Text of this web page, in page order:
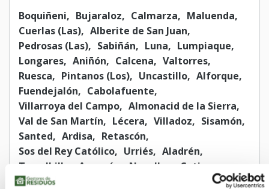
Boquiñeni Bujaraloz Calmarza
Maluenda
Cuerlas (Las)
Alberite de San Juan
Pedrosas (Las)
Sabiñán Luna
Lumpiaque
Longares
Aniñón Calcena
Valtorres
Ruesca
Pintanos (Los) Uncastillo
Alforque
Fuendejalón
Cabolafuente
Villarroya del Campo
Almonacid de la Sierra
Val de San Martín
Lécera Villadoz
Sisamón
Santed
Ardisa
Retascón
Sos del Rey Católico
Urriés
Aladrén
Torralbilla
Aguarón Novallas
Cetina
Azuara
Grisel